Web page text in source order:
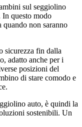
sul seggiolino
questo modo
quando non saranno
sicurezza fin dalla
adatto anche per i
posizioni del
di stare comodo e
auto, è quindi la
sostenibili. Un